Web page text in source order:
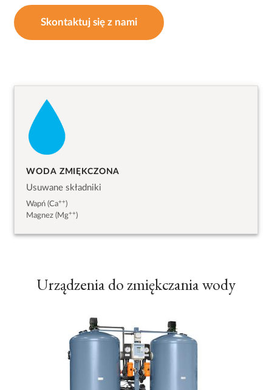
Skontaktuj się z nami
WODA ZMIĘKCZONA
Usuwane składniki
Wapń (Ca++)
Magnez (Mg++)
Urządzenia do zmiękczania wody